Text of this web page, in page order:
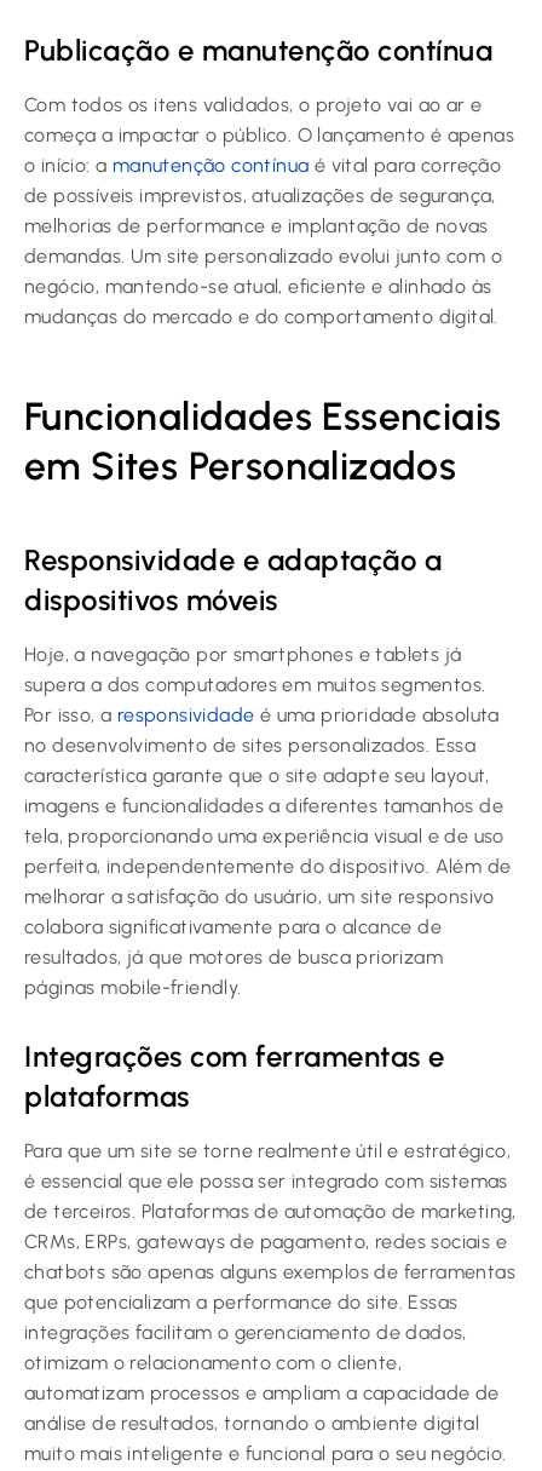
Publicação e manutenção contínua
Com todos os itens validados, o projeto vai ao ar e
começa a impactar o público. O lançamento é apenas
o início: a manutenção contínua é vital para correção
de possíveis imprevistos, atualizações de segurança,
melhorias de performance e implantação de novas
demandas. Um site personalizado evolui junto com o
negócio, mantendo-se atual, eficiente e alinhado às
mudanças do mercado e do comportamento digital.
Funcionalidades Essenciais
em Sites Personalizados
Responsividade e adaptação a
dispositivos móveis
Hoje, a navegação por smartphones e tablets já
supera a dos computadores em muitos segmentos.
Por isso, a responsividade é uma prioridade absoluta
no desenvolvimento de sites personalizados. Essa
característica garante que o site adapte seu layout,
imagens e funcionalidades a diferentes tamanhos de
tela, proporcionando uma experiência visual e de uso
perfeita, independentemente do dispositivo. Além de
melhorar a satisfação do usuário, um site responsivo
colabora significativamente para o alcance de
resultados, já que motores de busca priorizam
páginas mobile-friendly.
Integrações com ferramentas e
plataformas
Para que um site se torne realmente útil e estratégico,
é essencial que ele possa ser integrado com sistemas
de terceiros. Plataformas de automação de marketing,
CRMs, ERPs, gateways de pagamento, redes sociais e
chatbots são apenas alguns exemplos de ferramentas
que potencializam a performance do site. Essas
integrações facilitam o gerenciamento de dados,
otimizam o relacionamento com o cliente,
automatizam processos e ampliam a capacidade de
análise de resultados, tornando o ambiente digital
muito mais inteligente e funcional para o seu negócio.